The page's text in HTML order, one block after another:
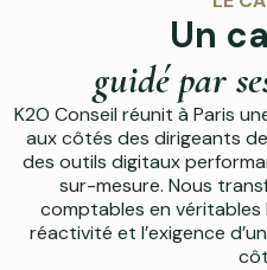
Un
guidé par
K2O Conseil réunit à Paris
aux côtés des dirigeants
des outils digitaux
sur-mesure. Nous
comptables en véritables
réactivité et l’exigence